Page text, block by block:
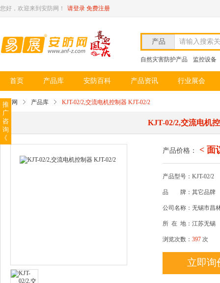
您好，欢迎来到安防网！ 请登录 免费注册
产品 请输入搜索
自然灾害防护产品 监控设备
首页 产品库 安防百科 产品资讯 行业展会
安防网 产品库 KJT-02/2,交流电机控制器 KJT-02/2
KJT-02/2,交流电机
产品价格： < 面
产品型号：KJT-02/2
品 牌：其它品牌
公司名称：无锡市昌
所 在 地：江苏无锡
浏览次数： 397 次
立即询
推
广
咨
询
《